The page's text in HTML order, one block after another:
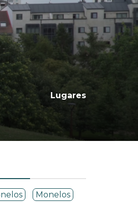
SABÍAS QUE...
Lugares
Monelos